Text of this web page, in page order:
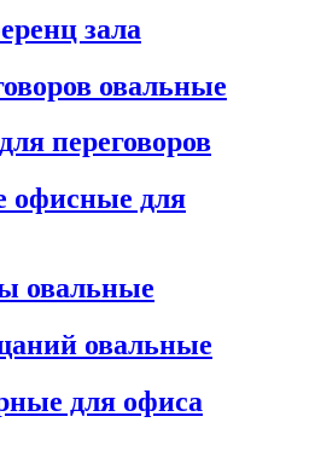
зала
овальные
переговоров
офисные для
овальные
овальные
для офиса